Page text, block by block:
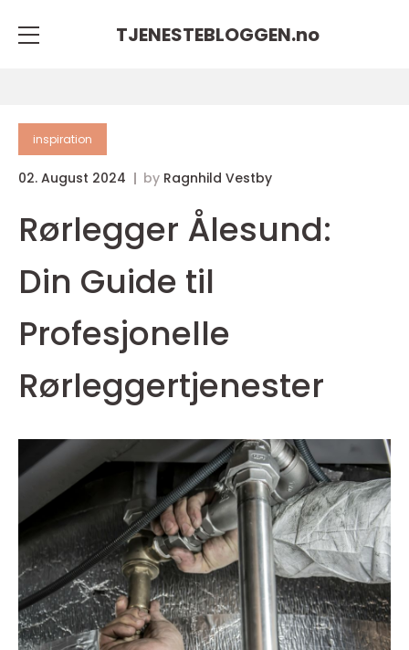
TJENESTEBLOGGEN.no
inspiration
02. August 2024 by Ragnhild Vestby
Rørlegger Ålesund:
Din Guide til
Profesjonelle
Rørleggertjenester